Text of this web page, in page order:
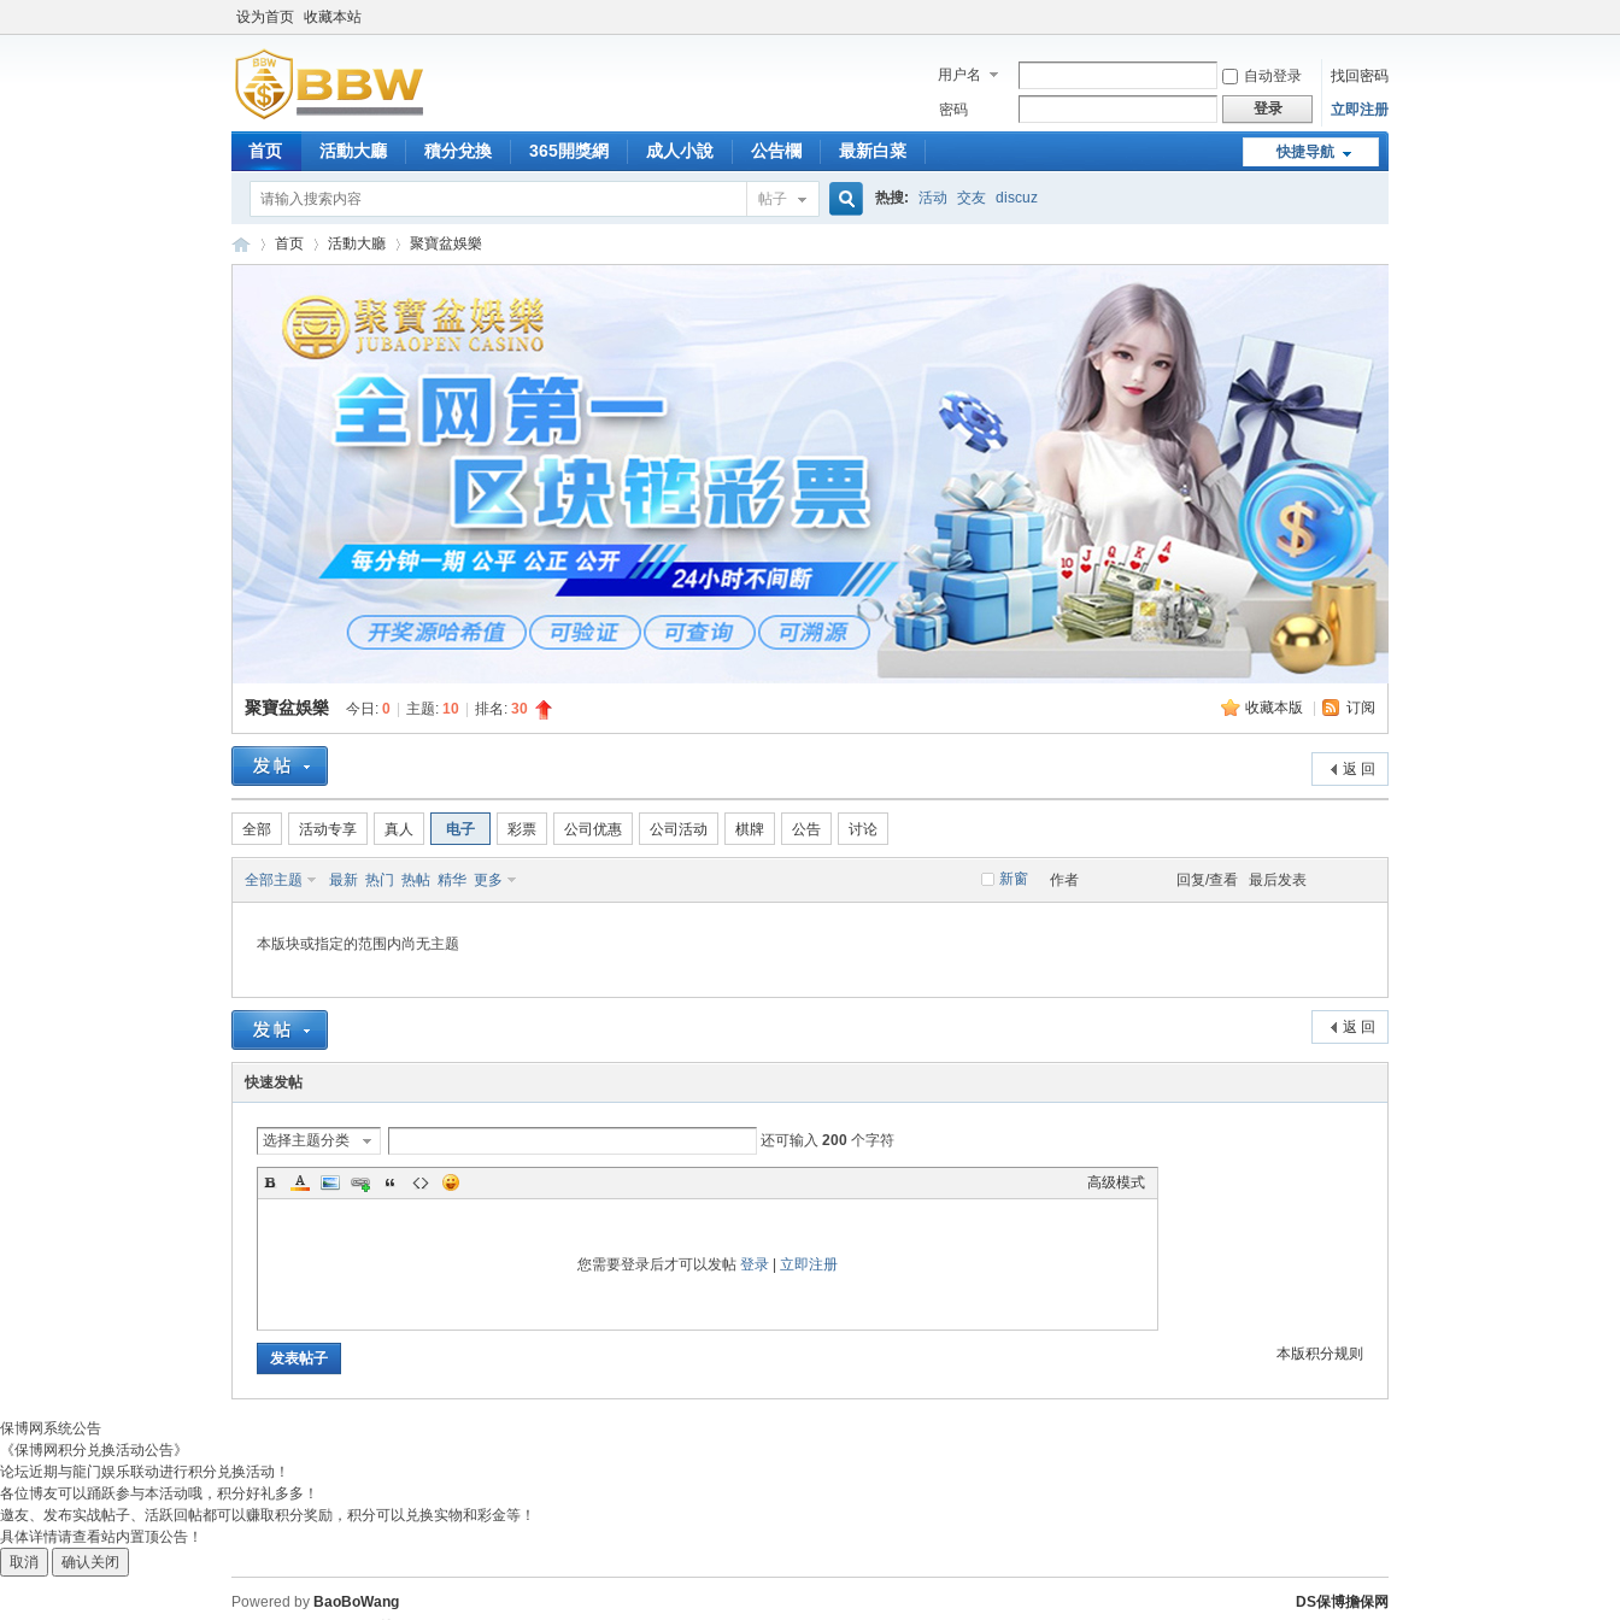
设为首页 收藏本站
用户名 自动登录
找回密码
密码
登录 立即注册
快捷导航
首页 活動大廳 積分兌換 365開獎網 成人小說 公告欄 最新白菜
帖子 热搜: 活动 交友 discuz
博
网
首页
›
活動大廳
›
聚寶盆娛樂
收藏本版 订阅
聚寶盆娛樂 今日: 0 主题: 10 排名: 30
返 回
全部 活动专享 真人 电子 彩票 公司优惠 公司活动 棋牌 公告 讨论
新窗
全部主题 最新 热门 热帖 精华 更多 作者 回复/查看 最后发表
本版块或指定的范围内尚无主题
返 回
快速发帖
选择主题分类 还可输入 200 个字符
高级模式
您需要登录后才可以发帖 登录 立即注册
本版积分规则
发表帖子
保博网系统公告
《保博网积分兑换活动公告》
论坛近期与龍门娱乐联动进行积分兑换活动！
各位博友可以踊跃参与本活动哦，积分好礼多多！
邀友、发布实战帖子、活跃回帖都可以赚取积分奖励，积分可以兑换实物和彩金等！
具体详情请查看站内置顶公告！
取消
确认关闭
DS保博擔保网
Powered by BaoBoWang